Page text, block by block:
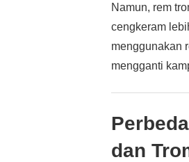
Namun, rem
cengkeram
menggunakan
mengganti
dan